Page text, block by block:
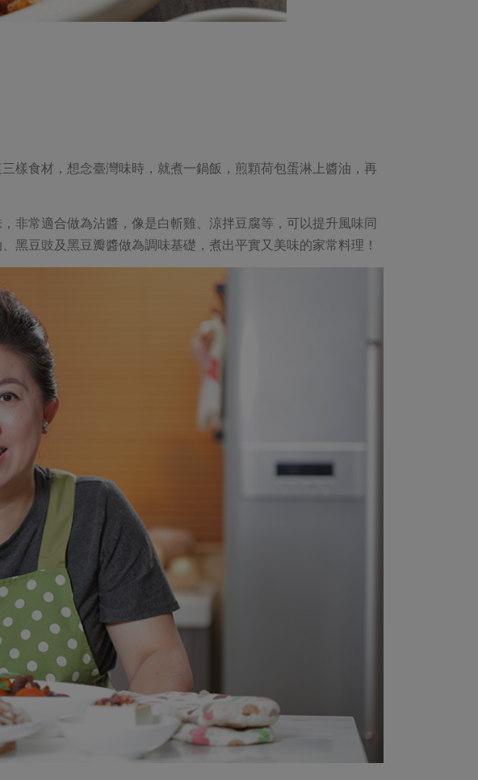
樣食材，想念臺灣味時，就煮一鍋飯，煎顆荷包蛋淋上醬油，再
非常適合做為沾醬，像是白斬雞、涼拌豆腐等，可以提升風味同
黑豆豉及黑豆瓣醬做為調味基礎，煮出平實又美味的家常料理！